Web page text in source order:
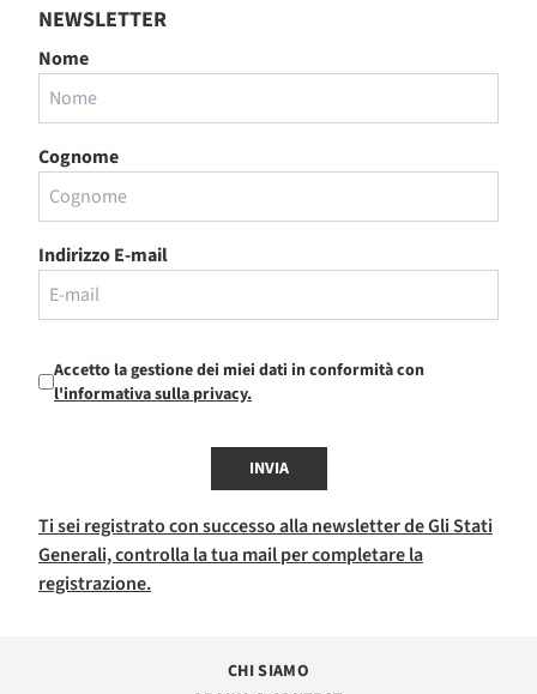
NEWSLETTER
Nome
Cognome
Indirizzo E-mail
Accetto la gestione dei miei dati in conformità con
l'informativa sulla privacy.
INVIA
Ti sei registrato con successo alla newsletter de Gli Stati
Generali, controlla la tua mail per completare la
registrazione.
CHI SIAMO